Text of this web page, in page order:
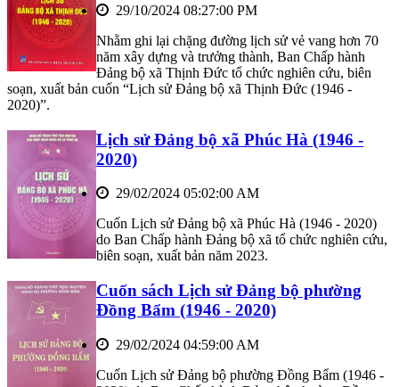
29/10/2024 08:27:00 PM
Nhằm ghi lại chặng đường lịch sử vẻ vang hơn 70
năm xây dựng và trưởng thành, Ban Chấp hành
Đảng bộ xã Thịnh Đức tổ chức nghiên cứu, biên
soạn, xuất bản cuốn “Lịch sử Đảng bộ xã Thịnh Đức (1946 -
2020)”.
Lịch sử Đảng bộ xã Phúc Hà (1946 -
2020)
29/02/2024 05:02:00 AM
Cuốn Lịch sử Đảng bộ xã Phúc Hà (1946 - 2020)
do Ban Chấp hành Đảng bộ xã tổ chức nghiên cứu,
biên soạn, xuất bản năm 2023.
Cuốn sách Lịch sử Đảng bộ phường
Đồng Bẩm (1946 - 2020)
29/02/2024 04:59:00 AM
Cuốn Lịch sử Đảng bộ phường Đồng Bẩm (1946 -